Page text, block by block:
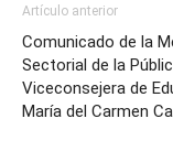
Artículo anterior
Comunicado de la
Sectorial de la
Viceconsejera de
María del Carmen